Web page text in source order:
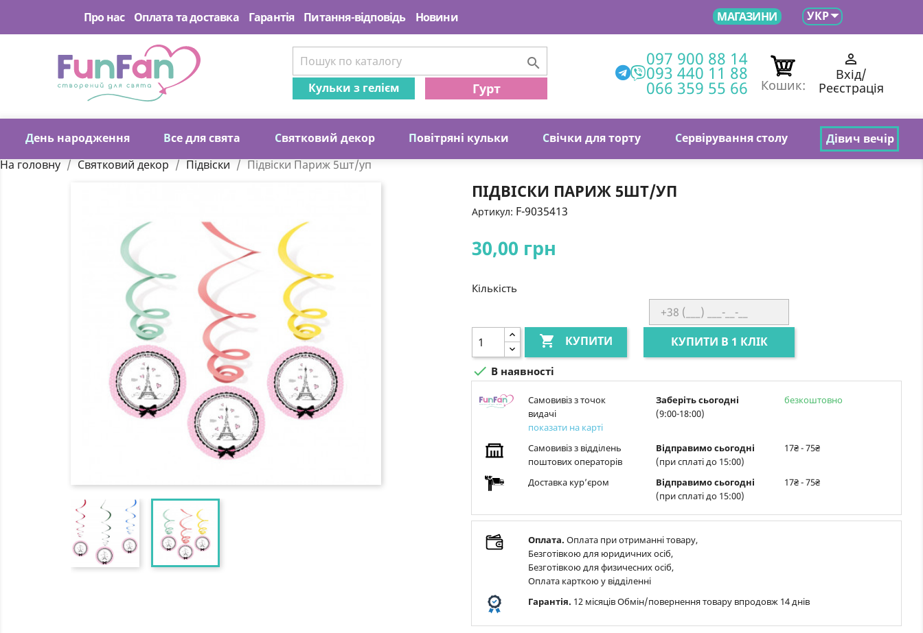
Про нас Оплата та доставка Гарантія Питання-відповідь Новини МАГАЗИНИ УКР
День народження Все для свята Святковий декор Повітряні кульки Свічки для торту Сервірування столу Дівич вечір

Кульки з гелієм Гурт
097 900 88 14
093 440 11 88
066 359 55 66 Кошик:

Вхід/
Реєстрація
На головну Святковий декор Підвіски Підвіски Париж 5шт/уп
ПІДВІСКИ ПАРИЖ 5ШТ/УП
Артикул: F-9035413
30,00 грн
Кількість
 КУПИТИ КУПИТИ В 1 КЛІК
 В наявності
Самовивіз з точок
видачі
показати на карті
Заберіть сьогодні
(9:00-18:00)
безкоштовно
Самовивіз з відділень
поштових операторів
Відправимо сьогодні
(при сплаті до 15:00)
17₴ - 75₴
Доставка курʼєром
Відправимо сьогодні
(при сплаті до 15:00)
17₴ - 75₴
Оплата. Оплата при отриманні товару,
Безготівкою для юридичних осіб,
Безготівкою для физичесних осіб,
Оплата карткою у відділенні
Гарантія. 12 місяців Обмін/повернення товару впродовж 14 днів